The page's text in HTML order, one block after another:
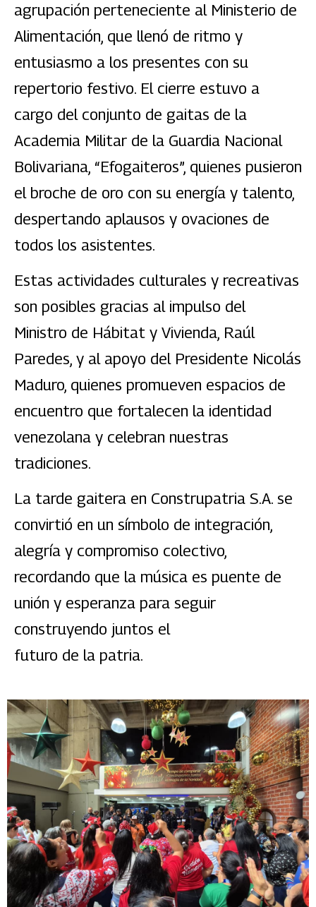
agrupación perteneciente al Ministerio de
Alimentación, que llenó de ritmo y
entusiasmo a los presentes con su
repertorio festivo. El cierre estuvo a
cargo del conjunto de gaitas de la
Academia Militar de la Guardia Nacional
Bolivariana, “Efogaiteros”, quienes pusieron
el broche de oro con su energía y talento,
despertando aplausos y ovaciones de
todos los asistentes.
Estas actividades culturales y recreativas
son posibles gracias al impulso del
Ministro de Hábitat y Vivienda, Raúl
Paredes, y al apoyo del Presidente Nicolás
Maduro, quienes promueven espacios de
encuentro que fortalecen la identidad
venezolana y celebran nuestras
tradiciones.
La tarde gaitera en Construpatria S.A. se
convirtió en un símbolo de integración,
alegría y compromiso colectivo,
recordando que la música es puente de
unión y esperanza para seguir
construyendo juntos el
futuro de la patria.